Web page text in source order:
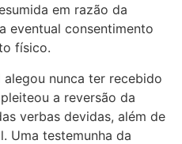
em razão da
eventual consentimento
físico.
nunca ter recebido
a reversão da
verbas devidas, além de
Uma testemunha da